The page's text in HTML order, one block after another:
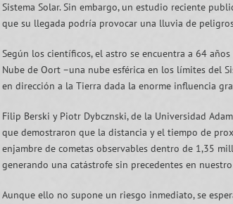
Sistema Solar. Sin embargo, un estudio reciente
que su llegada podría provocar una lluvia de
Según los científicos, el astro se encuentra a 64
Nube de Oort –una nube esférica en los límites del
en dirección a la Tierra dada la enorme influencia
Filip Berski y Piotr Dybcznski, de la Universidad
que demostraron que la distancia y el tiempo de
enjambre de cometas observables dentro de 1,35
generando una catástrofe sin precedentes en
Aunque ello no supone un riesgo inmediato, se